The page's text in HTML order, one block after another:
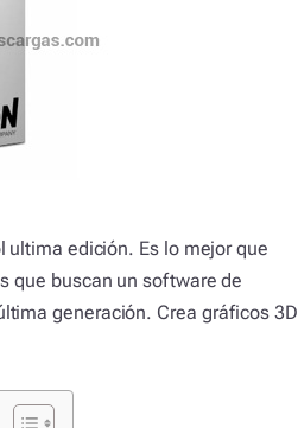
ultima edición. Es lo mejor que
que buscan un software de
generación. Crea gráficos 3D